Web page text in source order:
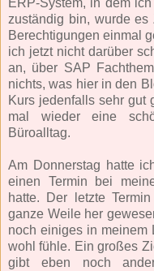
ERP-System, in dem
zuständig bin, wurde
Berechtigungen einmal
ich jetzt nicht darüber
an, über SAP
nichts, was hier in den
Kurs jedenfalls sehr gut
mal wieder eine
Büroalltag.
Am Donnerstag hatte
einen Termin bei
hatte. Der letzte
ganze Weile her
noch einiges in meinem
wohl fühle. Ein großes
gibt eben noch